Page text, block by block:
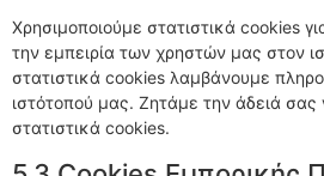
Χρησιμοποιούμε στατιστικά cookies
την εμπειρία των χρηστών μας στον
στατιστικά cookies λαμβάνουμε
ιστότοπού μας. Ζητάμε την άδειά σας
στατιστικά cookies.